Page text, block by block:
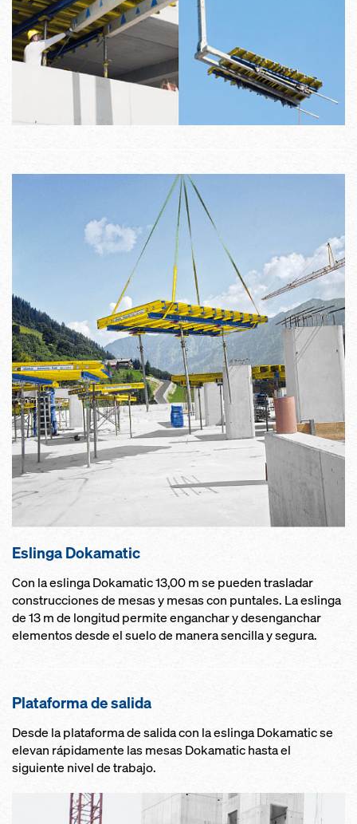
Eslinga Dokamatic
Con la eslinga Dokamatic 13,00 m se pueden trasladar
construcciones de mesas y mesas con puntales. La eslinga
de 13 m de longitud permite enganchar y desenganchar
elementos desde el suelo de manera sencilla y segura.
Plataforma de salida
Desde la plataforma de salida con la eslinga Dokamatic se
elevan rápidamente las mesas Dokamatic hasta el
siguiente nivel de trabajo.